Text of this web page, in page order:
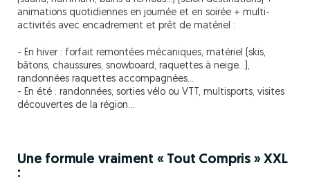
animations quotidiennes en journée et en soirée + multi-
activités avec encadrement et prêt de matériel :
- En hiver : forfait remontées mécaniques, matériel (skis,
bâtons, chaussures, snowboard, raquettes à neige…),
randonnées raquettes accompagnées…
- En été : randonnées, sorties vélo ou VTT, multisports, visites
découvertes de la région…
Une formule vraiment « Tout Compris » XXL
: